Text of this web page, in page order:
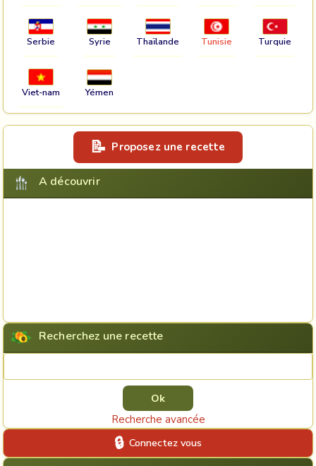
Serbie Syrie Thaïlande Tunisie Turquie
Viet-nam Yémen
Proposez une recette
A découvrir
Recherchez une recette
Recherche avancée
Connectez vous